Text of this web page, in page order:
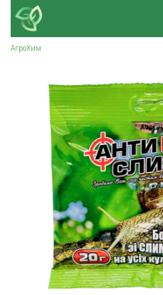
АгроХим